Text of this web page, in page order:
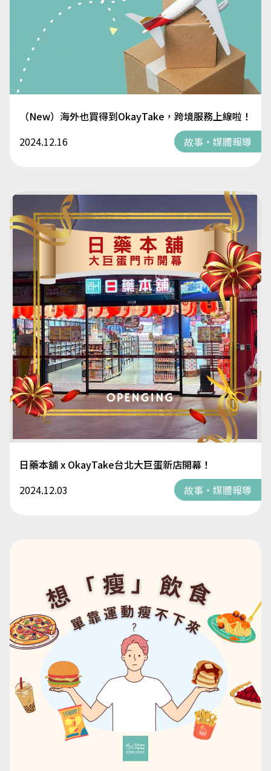
（New）海外也買得到OkayTake，跨境服務上線啦！
2024.12.16
故事・媒體報導
日藥本舖 x OkayTake台北大巨蛋新店開幕！
2024.12.03
故事・媒體報導